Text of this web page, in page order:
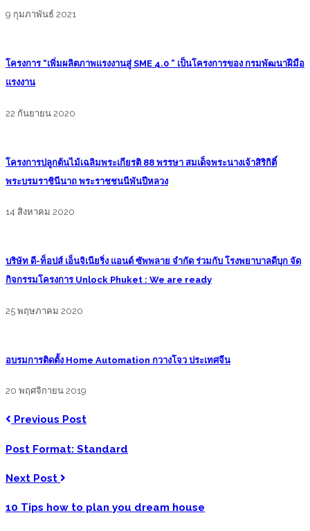
9 กุมภาพันธ์ 2021
โครงการ “เพิ่มผลิตภาพแรงงานสู่ SME 4.0 ” เป็นโครงการของ กรมพัฒนาฝีมือ
แรงงาน
22 กันยายน 2020
โครงการปลูกต้นไม้เฉลิมพระเกียรติ 88 พรรษา สมเด็จพระนางเจ้าสิริกิติ์
พระบรมราชินีนาถ พระราชชนนีพันปีหลวง
14 สิงหาคม 2020
บริษัท ดี-ท็อปส์ เอ็นจิเนียริ่ง แอนด์ ซัพพลาย จำกัด ร่วมกับ โรงพยาบาลดีบุก จัด
กิจกรรมโครงการ Unlock Phuket : We are ready
25 พฤษภาคม 2020
อบรมการติดตั้ง Home Automation กวางโจว ประเทศจีน
20 พฤศจิกายน 2019
Previous Post
Post Format: Standard
Next Post
10 Tips how to plan you dream house